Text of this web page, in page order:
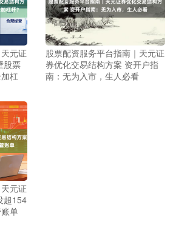
元证
股票
杠
股票配资服务平台指南｜天元证
券优化交易结构方案 资开户指
南：无为入市，生人必看
元证
超154
单
3940.04